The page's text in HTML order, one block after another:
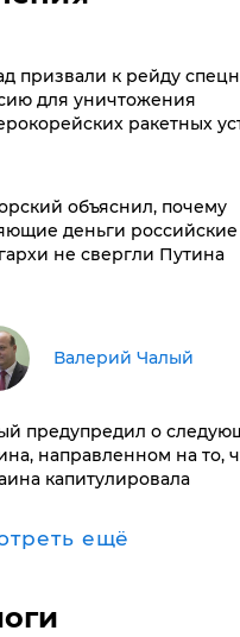
призвали к рейду
для уничтожения
ракетных
объяснил, почему
деньги российские
не свергли Путина
Валерий Чалый
предупредил о
направленном на то,
капитулировала
ещё